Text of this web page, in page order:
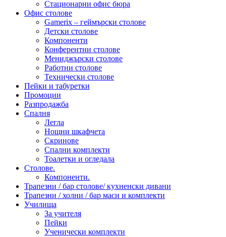
Стационарни офис бюра
Офис столове
Gamerix – геймърски столове
Детски столове
Компоненти
Конферентни столове
Мениджърски столове
Работни столове
Технически столове
Пейки и табуретки
Промоции
Разпродажба
Спалня
Легла
Нощни шкафчета
Скринове
Спални комплекти
Тоалетки и огледала
Столове.
Компоненти.
Трапезни / бар столове/ кухненски дивани
Трапезни / холни / бар маси и комплекти
Училища
За учителя
Пейки
Ученически комплекти